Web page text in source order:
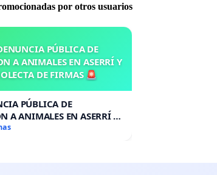
por otros usuarios
PÚBLICA DE
A ANIMALES EN ASERRÍ Y
DE FIRMAS 🚨
PÚBLICA DE
A ANIMALES EN ASERRÍ Y
DE FIRMAS 🚨